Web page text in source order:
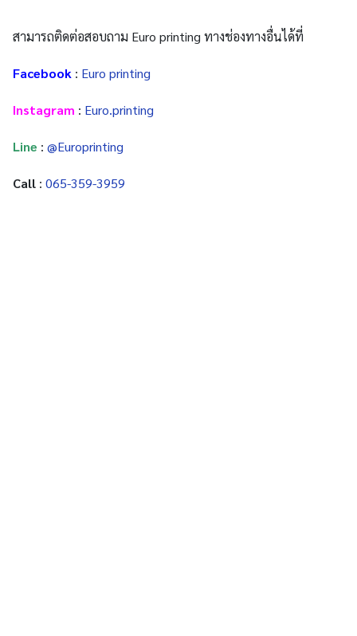
สามารถติดต่อสอบถาม Euro printing ทางช่องทางอื่นได้ที่
Facebook : Euro printing
Instagram : Euro.printing
Line : @Europrinting
Call : 065-359-3959